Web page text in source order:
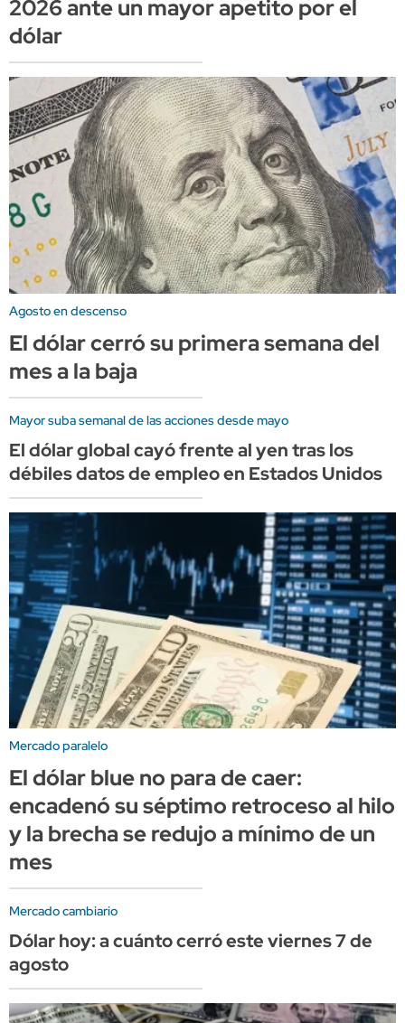
2026 ante un mayor apetito por el
dólar
Agosto en descenso
El dólar cerró su primera semana del
mes a la baja
Mayor suba semanal de las acciones desde mayo
El dólar global cayó frente al yen tras los
débiles datos de empleo en Estados Unidos
Mercado paralelo
El dólar blue no para de caer:
encadenó su séptimo retroceso al hilo
y la brecha se redujo a mínimo de un
mes
Mercado cambiario
Dólar hoy: a cuánto cerró este viernes 7 de
agosto